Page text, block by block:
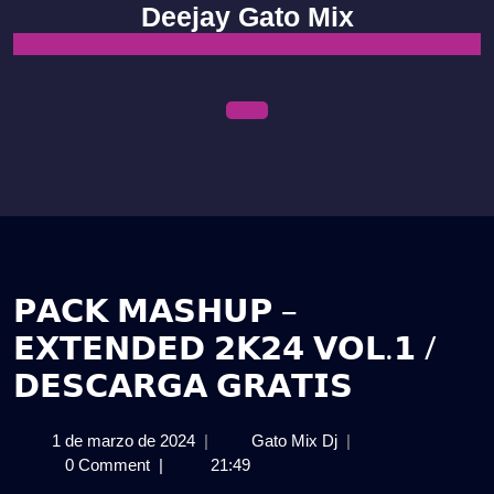
content
Deejay Gato Mix
𝗣𝗔𝗖𝗞 𝗠𝗔𝗦𝗛𝗨𝗣 –
𝗘𝗫𝗧𝗘𝗡𝗗𝗘𝗗 𝟮𝗞𝟮𝟰 𝗩𝗢𝗟.𝟭 /
𝗗𝗘𝗦𝗖𝗔𝗥𝗚𝗔 𝗚𝗥𝗔𝗧𝗜𝗦
1 de marzo de 20241 | Gato Mix Dj𝗣𝗔𝗖𝗞
|
0 Comment | 21:49